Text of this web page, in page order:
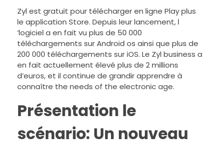
Zyl est gratuit pour télécharger en ligne Play plus
le application Store. Depuis leur lancement, l
‘logiciel a en fait vu plus de 50 000
téléchargements sur Android os ainsi que plus de
200 000 téléchargements sur iOS. Le Zyl business a
en fait actuellement élevé plus de 2 millions
d’euros, et il continue de grandir apprendre à
connaître the needs of the electronic age.
Présentation le
scénario: Un nouveau